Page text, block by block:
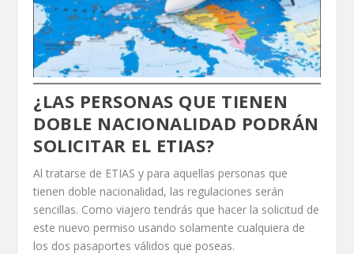
¿LAS PERSONAS QUE TIENEN
DOBLE NACIONALIDAD PODRÁN
SOLICITAR EL ETIAS?
Al tratarse de ETIAS y para aquellas personas que
tienen doble nacionalidad, las regulaciones serán
sencillas. Como viajero tendrás que hacer la solicitud de
este nuevo permiso usando solamente cualquiera de
los dos pasaportes válidos que poseas.